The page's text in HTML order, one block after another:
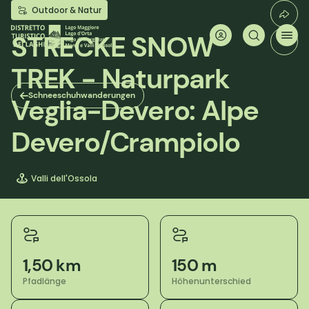
Direkt
zum
Inhalt
Schneeschuhwanderungen
Outdoor & Natur
STRECKE SNOW
TREK - Naturpark
Veglia-Devero: Alpe
Devero/Crampiolo
Valli dell'Ossola
1,50 km
Pfadlänge
150 m
Höhenunterschied